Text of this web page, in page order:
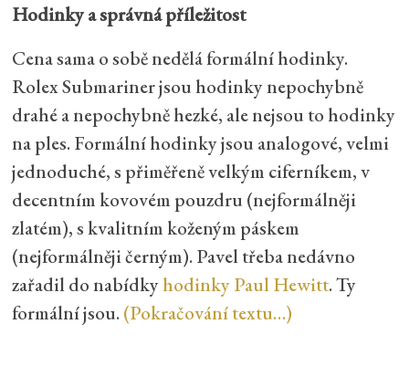
Hodinky a správná příležitost
Cena sama o sobě nedělá formální hodinky.
Rolex Submariner jsou hodinky nepochybně
drahé a nepochybně hezké, ale nejsou to hodinky
na ples. Formální hodinky jsou analogové, velmi
jednoduché, s přiměřeně velkým ciferníkem, v
decentním kovovém pouzdru (nejformálněji
zlatém), s kvalitním koženým páskem
(nejformálněji černým). Pavel třeba nedávno
zařadil do nabídkyhodinky Paul Hewitt. Ty
formální jsou. (Pokračování textu…)